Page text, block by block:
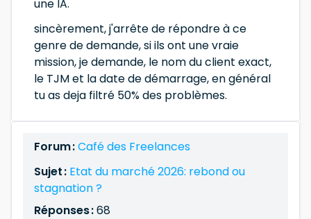
une IA.
sincèrement, j'arrête de répondre à ce
genre de demande, si ils ont une vraie
mission, je demande, le nom du client exact,
le TJM et la date de démarrage, en général
tu as deja filtré 50% des problèmes.
Forum :Café des Freelances
Sujet : Etat du marché 2026: rebond ou
stagnation ?
Réponses :68